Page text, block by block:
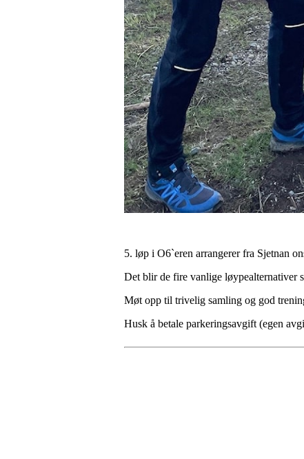
5. løp i O6`eren arrangerer fra Sjetnan
Det blir de fire vanlige løypealternativer
Møt opp til trivelig samling og god
Husk å betale parkeringsavgift (egen